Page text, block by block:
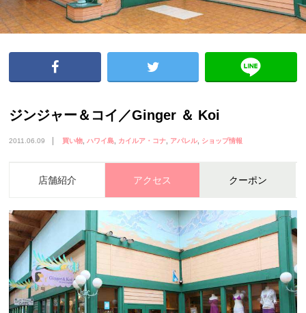
ジンジャー＆コイ／Ginger ＆ Koi
2011.06.09 買い物 ハワイ島 カイルア・コナ アパレル ショップ情報
店舗紹介 アクセス クーポン